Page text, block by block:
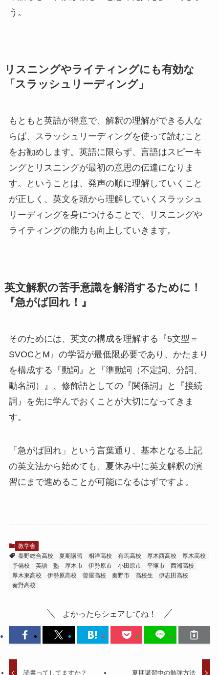
う。
リスニングやライティングにも有効な
「スラッシュリーディング」
もともと英語が得意で、解釈の理解ができる人な
らば、スラッシュリーディングを使って読むこと
をお勧めします。英語に限らず、言語はスピーキ
ングとリスニングが最初の意思の伝達になりま
す。ということは、発声の順に理解していくこと
が正しく、英文を頭から理解していくスラッシュ
リーディングを身につけることで、リスニングや
ライティングの能力も向上していきます。
英文解釈の苦手意識を解消するために！
『急がば回れ！』
そのためには、英文の構成を理解する『5文型＝
SVOCとM』の学習が最低限必要であり、かたまり
を構成する『動詞』と『準動詞（不定詞、分詞、
動名詞）』、修飾語としての『関係詞』と『接続
詞』を先に学んでおくことが大切になってきま
す。
「急がば回れ」という言葉通り、基本となる上記
の英文法から始めても、夏休み中に英文解釈の演
習にまで進めることが可能になるはずですよ。
教学舎
秦野総合高校
夏期講習 相洋高校 有馬高校 厚木西高校
厚木高校
予備校
英語 塾 厚木市 伊勢原市 小田原市 平塚市
西湘高校
厚木東高校
伊勢原高校 曽屋高校 秦野市 高校生
伊志田高校
秦野高校
よかったらシェアしてね！
読書ってしてますか？ 夏期講習中の勉強方法